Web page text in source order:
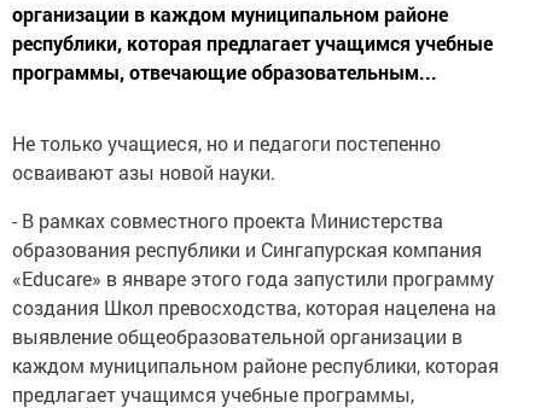
организации в каждом муниципальном районе
республики, которая предлагает учащимся учебные
программы, отвечающие образовательным...
Не только учащиеся, но и педагоги постепенно
осваивают азы новой науки.
- В рамках совместного проекта Министерства
образования республики и Сингапурская компания
«Educare» в январе этого года запустили программу
создания Школ превосходства, которая нацелена на
выявление общеобразовательной организации в
каждом муниципальном районе республики, которая
предлагает учащимся учебные программы,